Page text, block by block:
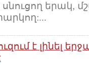
սնուցող
է լինել